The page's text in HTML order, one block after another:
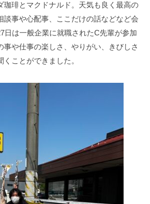
珈琲とマクドナルド。天気も良く最高の
談事や心配事、ここだけの話などなど会
日は一般企業に就職されたC先輩が参加
事や仕事の楽しさ、やりがい、きびしさ
ことができました。